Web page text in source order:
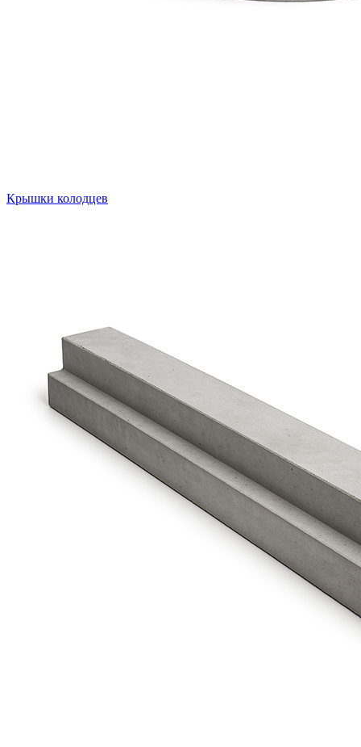
Крышки колодцев